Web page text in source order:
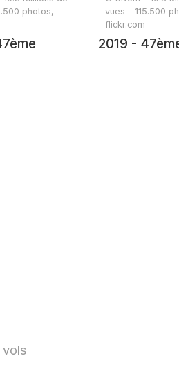
photos,
vues - 115.500
flickr.com
2019 -